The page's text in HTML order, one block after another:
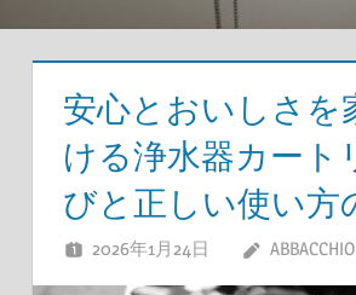
安心とおいしさを
ける浄水器カート
びと正しい使い方
2026年1月24日 ABBACCHIO